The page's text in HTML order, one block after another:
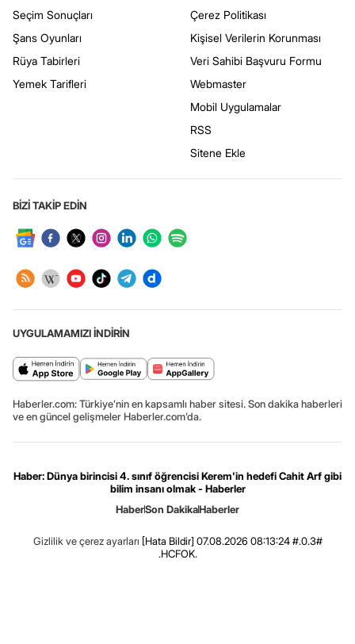
Seçim Sonuçları
Şans Oyunları
Rüya Tabirleri
Yemek Tarifleri
Çerez Politikası
Kişisel Verilerin Korunması
Veri Sahibi Başvuru Formu
Webmaster
Mobil Uygulamalar
RSS
Sitene Ekle
BİZİ TAKİP EDİN
UYGULAMAMIZI İNDİRİN
Haberler.com: Türkiye’nin en kapsamlı haber sitesi. Son dakika haberleri
ve en güncel gelişmeler Haberler.com’da.
Haber: Dünya birincisi 4. sınıf öğrencisi Kerem'in hedefi Cahit Arf gibi
bilim insanı olmak - Haberler
HaberSon DakikaHaberler
Gizlilik ve çerez ayarları [Hata Bildir] 07.08.2026 08:13:24 #.0.3#
.HCFOK.